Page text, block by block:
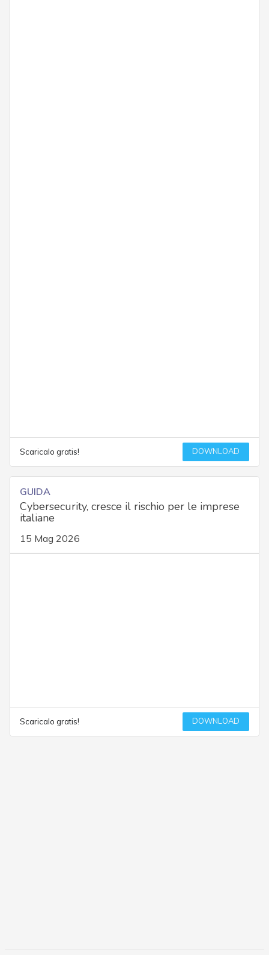
Scaricalo gratis! DOWNLOAD
GUIDA
Cybersecurity, cresce il rischio per le imprese
italiane
15 Mag 2026
Scaricalo gratis! DOWNLOAD